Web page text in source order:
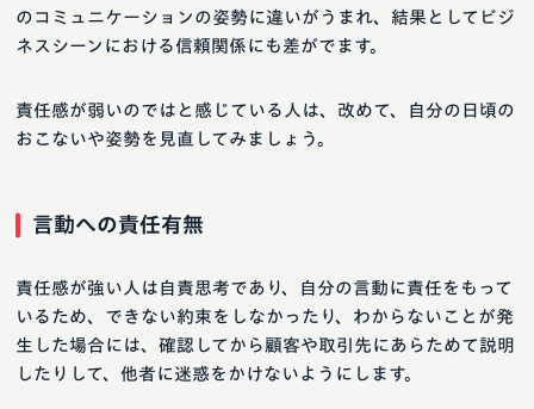
のコミュニケーションの姿勢に違いがうまれ、結果としてビジ
ネスシーンにおける信頼関係にも差がでます。
責任感が弱いのではと感じている人は、改めて、自分の日頃の
おこないや姿勢を見直してみましょう。
言動への責任有無
責任感が強い人は自責思考であり、自分の言動に責任をもって
いるため、できない約束をしなかったり、わからないことが発
生した場合には、確認してから顧客や取引先にあらためて説明
したりして、他者に迷惑をかけないようにします。